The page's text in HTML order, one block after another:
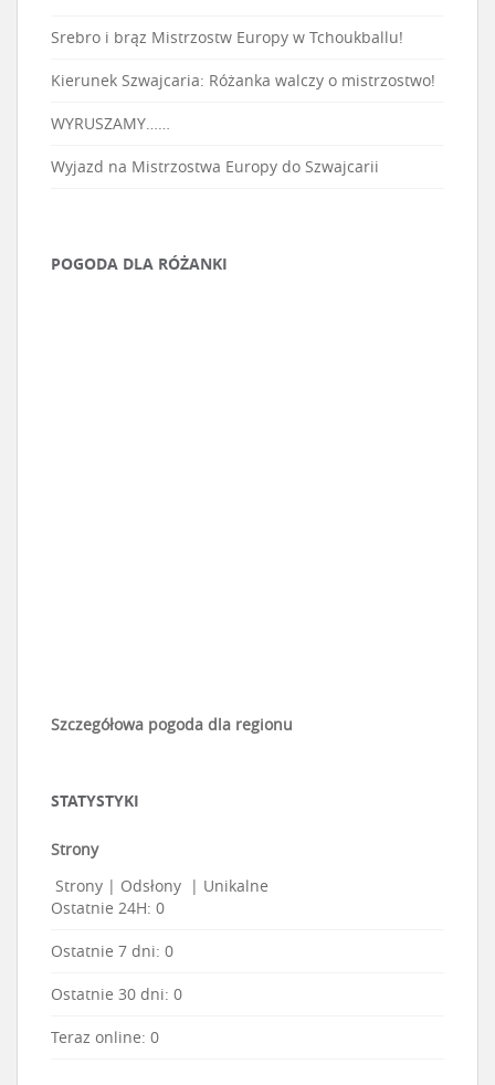
Srebro i brąz Mistrzostw Europy w Tchoukballu!
Kierunek Szwajcaria: Różanka walczy o mistrzostwo!
WYRUSZAMY……
Wyjazd na Mistrzostwa Europy do Szwajcarii
POGODA DLA RÓŻANKI
Szczegółowa pogoda dla regionu
STATYSTYKI
Strony
Strony | Odsłony | Unikalne
Ostatnie 24H: 0
Ostatnie 7 dni: 0
Ostatnie 30 dni: 0
Teraz online: 0